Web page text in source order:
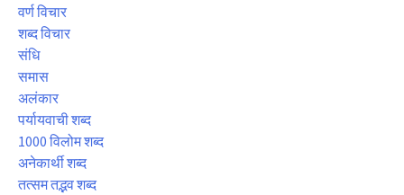
वर्ण विचार
शब्द विचार
संधि
समास
अलंकार
पर्यायवाची शब्द
1000 विलोम शब्द
अनेकार्थी शब्द
तत्सम तद्भव शब्द